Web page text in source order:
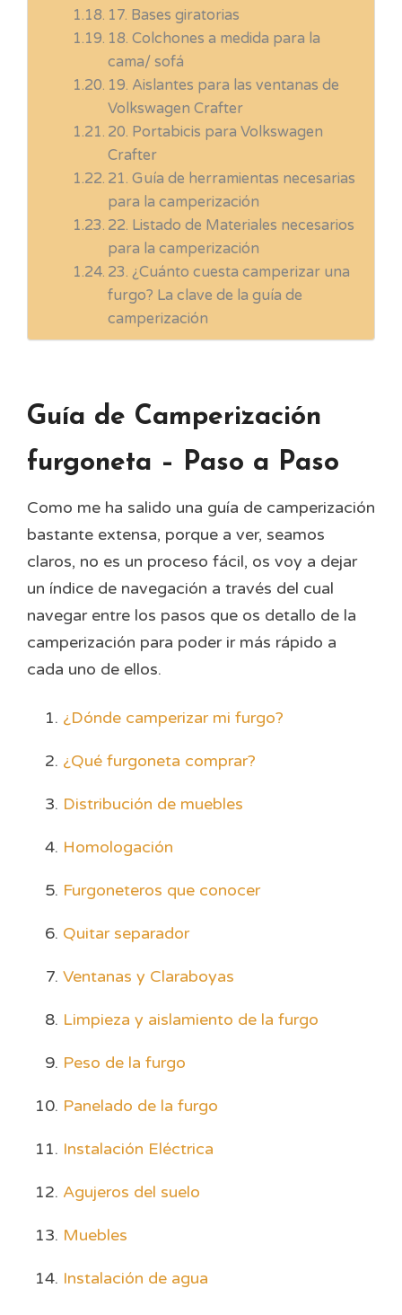
17. Bases giratorias
18. Colchones a medida para la
cama/ sofá
19. Aislantes para las ventanas de
Volkswagen Crafter
20. Portabicis para Volkswagen
Crafter
21. Guía de herramientas necesarias
para la camperización
22. Listado de Materiales necesarios
para la camperización
23. ¿Cuánto cuesta camperizar una
furgo? La clave de la guía de
camperización
Guía de Camperización
furgoneta – Paso a Paso
Como me ha salido una guía de camperización
bastante extensa, porque a ver, seamos
claros, no es un proceso fácil, os voy a dejar
un índice de navegación a través del cual
navegar entre los pasos que os detallo de la
camperización para poder ir más rápido a
cada uno de ellos.
¿Dónde camperizar mi furgo?
¿Qué furgoneta comprar?
Distribución de muebles
Homologación
Furgoneteros que conocer
Quitar separador
Ventanas y Claraboyas
Limpieza y aislamiento de la furgo
Peso de la furgo
Panelado de la furgo
Instalación Eléctrica
Agujeros del suelo
Muebles
Instalación de agua